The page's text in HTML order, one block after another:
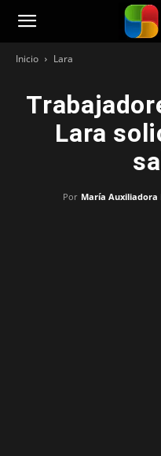
Noticias251
Inicio Lara
Lara
Por María Auxiliadora